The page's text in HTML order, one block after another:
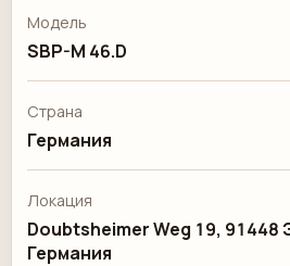
Модель
SBP-M 46.D
Страна
Германия
Локация
Doubtsheimer Weg 19, 91448
Германия